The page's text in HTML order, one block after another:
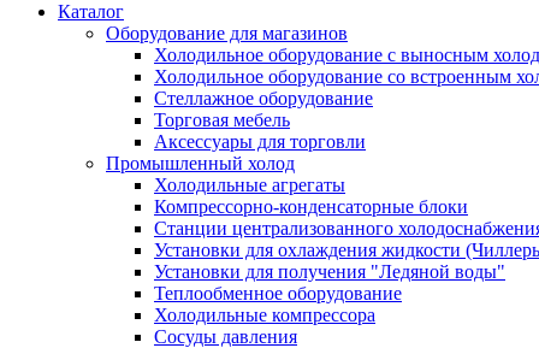
Каталог
Оборудование для магазинов
Холодильное оборудование с выносным
Холодильное оборудование со встроенным
Стеллажное оборудование
Торговая мебель
Аксессуары для торговли
Промышленный холод
Холодильные агрегаты
Компрессорно-конденсаторные блоки
Станции централизованного
Установки для охлаждения жидкости
Установки для получения "Ледяной воды"
Теплообменное оборудование
Холодильные компрессора
Сосуды давления